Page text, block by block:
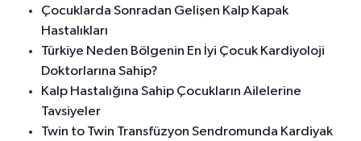
Çocuklarda Sonradan Gelişen Kalp Kapak
Hastalıkları
Türkiye Neden Bölgenin En İyi Çocuk Kardiyoloji
Doktorlarına Sahip?
Kalp Hastalığına Sahip Çocukların Ailelerine
Tavsiyeler
Twin to Twin Transfüzyon Sendromunda Kardiyak